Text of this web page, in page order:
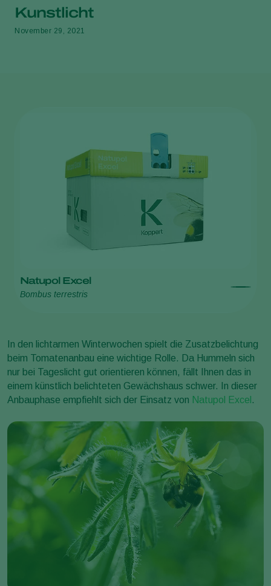
Kunstlicht
November 29, 2021
Natupol Excel
Bombus terrestris
In den lichtarmen Winterwochen spielt die Zusatzbelichtung
beim Tomatenanbau eine wichtige Rolle. Da Hummeln sich
nur bei Tageslicht gut orientieren können, fällt Ihnen das in
einem künstlich belichteten Gewächshaus schwer. In dieser
Anbauphase empfiehlt sich der Einsatz von Natupol Excel .